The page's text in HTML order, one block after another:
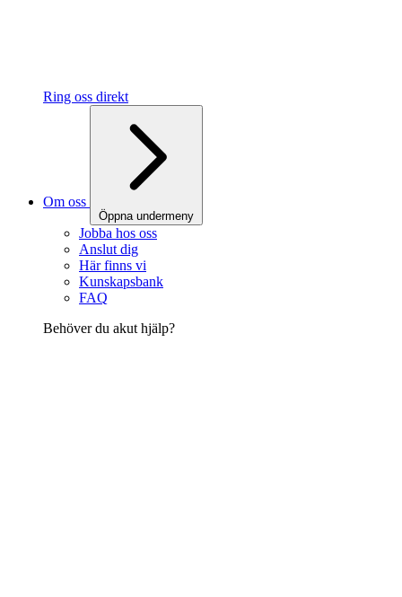
Ring oss direkt
Om oss
Öppna undermeny
Jobba hos oss
Anslut dig
Här finns vi
Kunskapsbank
FAQ
Behöver du akut hjälp?